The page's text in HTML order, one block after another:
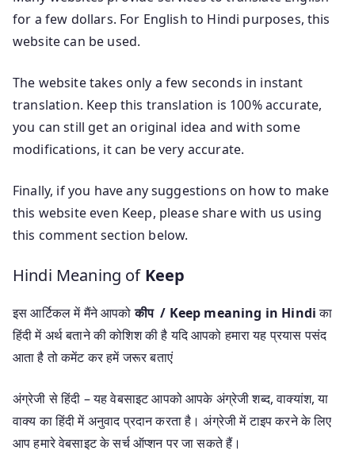
for a few dollars. For English to Hindi purposes, this
website can be used.
The website takes only a few seconds in instant
translation. Keep this translation is 100% accurate,
you can still get an original idea and with some
modifications, it can be very accurate.
Finally, if you have any suggestions on how to make
this website even Keep, please share with us using
this comment section below.
Hindi Meaning of Keep
इस आर्टिकल में मैंने आपकोकीप / Keep meaning in Hindiका
हिंदी में अर्थ बताने की कोशिश की है यदि आपको हमारा यह प्रयास पसंद
आता है तो कमेंट कर हमें जरूर बताएं
अंग्रेजी से हिंदी – यह वेबसाइट आपको आपके अंग्रेजी शब्द, वाक्यांश, या
वाक्य का हिंदी में अनुवाद प्रदान करता है। अंग्रेजी में टाइप करने के लिए
आप हमारे वेबसाइट के सर्च ऑप्शन पर जा सकते हैं।